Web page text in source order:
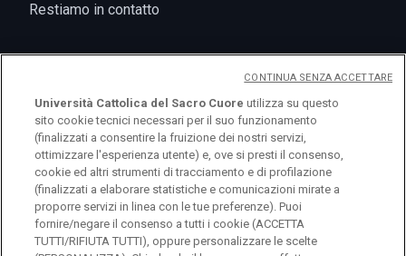
Restiamo in contatto
logo UC
© Università Cattolica del Sacro Cuore Largo A.
Università Cattolica del Sacro Cuore utilizza su questo
sito cookie tecnici necessari per il suo funzionamento
(finalizzati a consentire la fruizione dei nostri servizi,
ottimizzare l'esperienza utente) e, ove si presti il consenso,
cookie ed altri strumenti di tracciamento e di profilazione
(finalizzati a elaborare statistiche e comunicazioni mirate a
proporre servizi in linea con le tue preferenze). Puoi
fornire/negare il consenso a tutti i cookie (ACCETTA
TUTTI/RIFIUTA TUTTI), oppure personalizzare le scelte
CONTINUA SENZA ACCETTARE